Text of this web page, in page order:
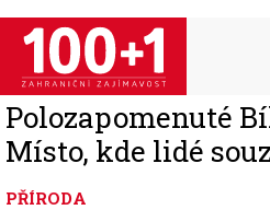
Přejít
hlavnímu
obsahu
Polozapomenuté
Místo, kde lidé
PŘÍRODA